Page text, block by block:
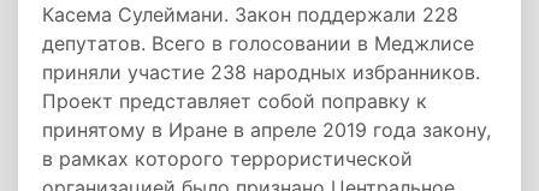
Касема Сулеймани. Закон поддержали 228
депутатов. Всего в голосовании в Меджлисе
приняли участие 238 народных избранников.
Проект представляет собой поправку к
принятому в Иране в апреле 2019 года закону,
в рамках которого террористической